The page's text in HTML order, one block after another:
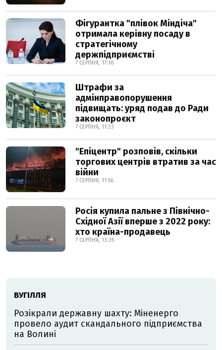
Фігурантка "плівок Міндіча"
отримала керівну посаду в
стратегічному
держпідприємстві
7 СЕРПНЯ, 17:10
Штрафи за
адмінправопорушення
підвищать: уряд подав до Ради
законопроєкт
7 СЕРПНЯ, 11:23
"Епіцентр" розповів, скільки
торгових центрів втратив за час
війни
7 СЕРПНЯ, 11:56
Росія купила пальне з Північно-
Східної Азії вперше з 2022 року:
хто країна-продавець
7 СЕРПНЯ, 13:35
ВУГІЛЛЯ
Розікрали державну шахту: Міненерго
провело аудит скандального підприємства
на Волині